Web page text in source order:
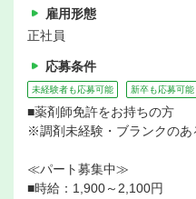
雇用形態
正社員
応募条件
未経験者も応募可能 新卒も応募可能
■薬剤師免許をお持ちの方
※調剤未経験・ブランクのあ
≪パート募集中≫
■時給：1,900～2,100円